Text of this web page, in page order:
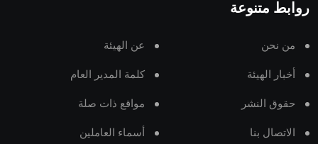
روابط متنوعة
من نحن عن الهيئة
أخبار الهيئة كلمة المدير العام
حقوق النشر مواقع ذات صلة
الاتصال بنا أسماء العاملين